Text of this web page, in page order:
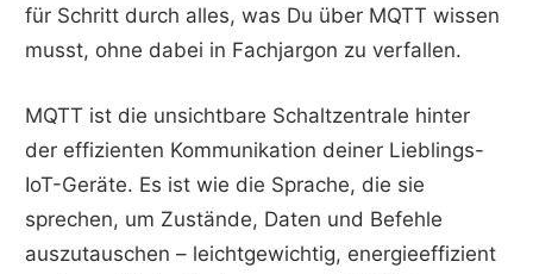
für Schritt durch alles, was Du über MQTT wissen
musst, ohne dabei in Fachjargon zu verfallen.
MQTT ist die unsichtbare Schaltzentrale hinter
der effizienten Kommunikation deiner Lieblings-
IoT-Geräte. Es ist wie die Sprache, die sie
sprechen, um Zustände, Daten und Befehle
auszutauschen – leichtgewichtig, energieeffizient